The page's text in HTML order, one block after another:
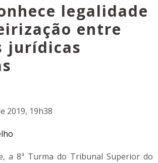
legalidade
entre
jurídicas
2019, 19h38
a 8ª Turma do Tribunal Superior do